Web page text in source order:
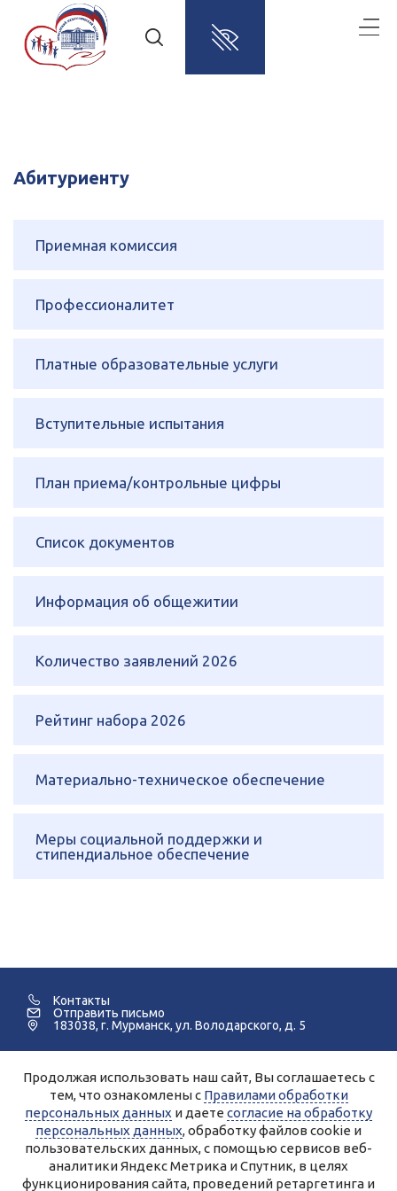
Абитуриенту
Приемная комиссия
Профессионалитет
Платные образовательные услуги
Вступительные испытания
План приема/контрольные цифры
Список документов
Информация об общежитии
Количество заявлений 2026
Рейтинг набора 2026
Материально-техническое обеспечение
Меры социальной поддержки и
стипендиальное обеспечение
Контакты
Отправить письмо
183038, г. Мурманск, ул. Володарского, д. 5
©2005-2026 Мурманский Педагогический Колледж.
Для улучшения работы сайта и его взаимодействия с
пользователями используются файлы cookie и сервисы веб-
аналитики Яндекс.Метрика, Спутник.
Продолжая работу с сайтом, Вы даете разрешение на
использование cookie-файлов и согласие на обработку данных
сервисами Яндекс.Метрика, Спутник.
Вы всегда можете отключить файлы cookie в настройках Вашего
браузера.
Продолжая использовать наш сайт, Вы соглашаетесь с
тем, что ознакомлены с Правилами обработки
персональных данных и даете согласие на обработку
персональных данных, обработку файлов cookie и
пользовательских данных, с помощью сервисов веб-
аналитики Яндекс Метрика и Спутник, в целях
функционирования сайта, проведений ретаргетинга и